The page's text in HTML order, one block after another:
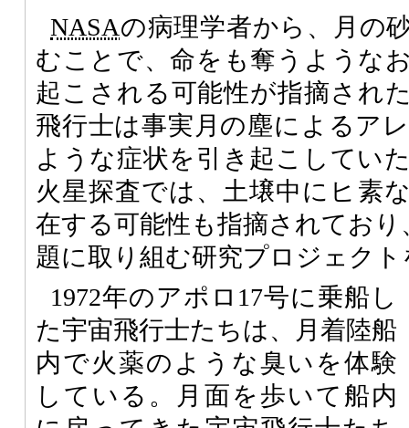
NASAの病理学者から、月の
むことで、命をも奪うような
起こされる可能性が指摘され
飛行士は事実月の塵によるア
ような症状を引き起こしてい
火星探査では、土壌中にヒ素
在する可能性も指摘されており
題に取り組む研究プロジェク
1972年のアポロ17号に乗船し
た宇宙飛行士たちは、月着陸船
内で火薬のような臭いを体験
している。月面を歩いて船内